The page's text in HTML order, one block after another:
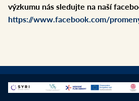
výzkumu nás sledujte na naší
https://www.facebook.com/